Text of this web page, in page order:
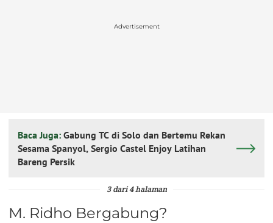
Advertisement
Baca Juga: Gabung TC di Solo dan Bertemu Rekan
Sesama Spanyol, Sergio Castel Enjoy Latihan
Bareng Persik
3 dari 4 halaman
M. Ridho Bergabung?